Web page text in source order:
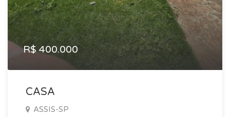
R$ 400.000
CASA
ASSIS-SP